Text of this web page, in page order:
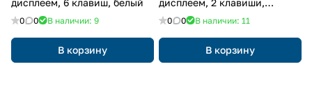
0 0 В наличии: 9
В корзину
черный, антиблик
0 0 В наличии: 11
В корзину